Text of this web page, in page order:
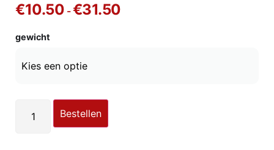
€10.50 - €31.50
gewicht
Bestellen